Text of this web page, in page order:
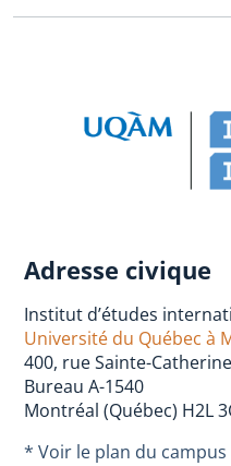
Adresse civique
Institut d’études
Université du Québec à
400, rue Sainte-
Bureau A-1540
Montréal (Québec) H2L
* Voir le plan du campus